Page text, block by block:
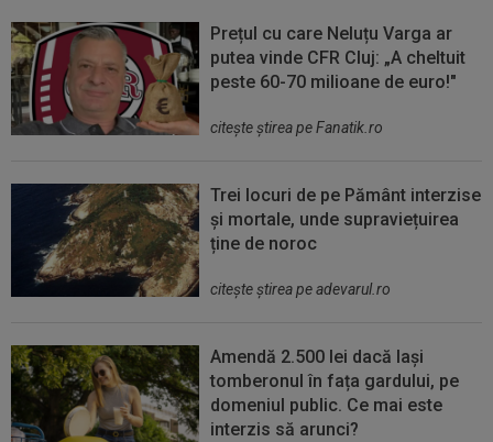
Prețul cu care Neluțu Varga ar
putea vinde CFR Cluj: „A cheltuit
peste 60-70 milioane de euro!"
citeşte ştirea pe Fanatik.ro
Trei locuri de pe Pământ interzise
și mortale, unde supraviețuirea
ține de noroc
citeşte ştirea pe adevarul.ro
Amendă 2.500 lei dacă lași
tomberonul în fața gardului, pe
domeniul public. Ce mai este
interzis să arunci?